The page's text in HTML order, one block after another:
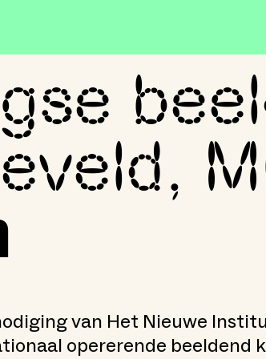
kunst in Huis
van Het Nieuwe
opererende beeldend